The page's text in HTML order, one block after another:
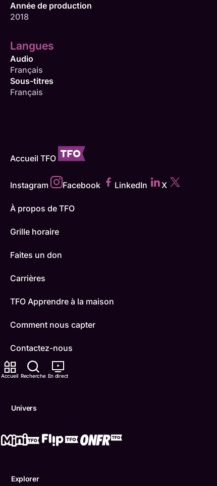
Accueil Recherche En direct
Univers
Explorer
Année de production
2018
Langues
Audio
Français
Sous-titres
Français
Accueil TFO
Instagram Facebook LinkedIn X
À propos de TFO
Grille horaire
Faites un don
Carrières
TFO Apprendre à la maison
Comment nous capter
Contactez-nous
ONFR
Conditions d'utilisation